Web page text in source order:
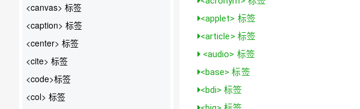
<canvas> 标签
<caption> 标签
<center> 标签
<cite> 标签
<code>标签
<col> 标签
<applet> 标签
<article> 标签
<audio> 标签
<base> 标签
<bdi> 标签